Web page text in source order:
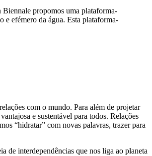
Biennale propomos uma plataforma-
e efémero da água. Esta plataforma-
com o mundo. Para além de projetar
e sustentável para todos. Relações
“hidratar” com novas palavras, trazer para
de interdependências que nos liga ao planeta